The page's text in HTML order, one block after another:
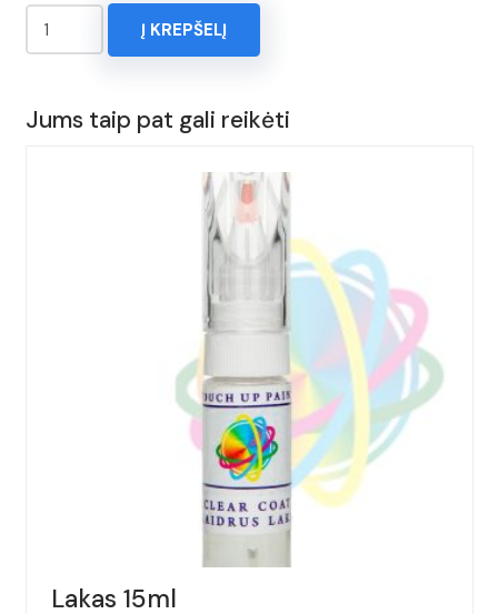
produkto
kiekis:
15ml.
Į KREPŠELĮ
Jums taip pat gali reikėti
Lakas 15ml